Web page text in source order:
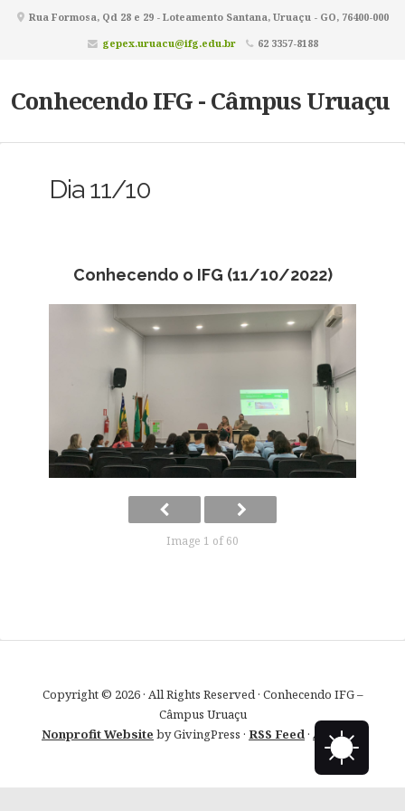
Rua Formosa, Qd 28 e 29 - Loteamento Santana, Uruaçu - GO, 76400-000
gepex.uruacu@ifg.edu.br
62 3357-8188
Conhecendo IFG - Câmpus Uruaçu
Dia 11/10
Conhecendo o IFG (11/10/2022)
Image 1 of 60
Copyright © 2026 · All Rights Reserved · Conhecendo IFG –
Câmpus Uruaçu
Nonprofit Website by GivingPress · RSS Feed · Acessar